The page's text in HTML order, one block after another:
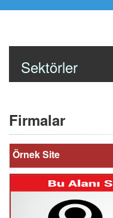
Sektörler
Firmalar
Örnek Site